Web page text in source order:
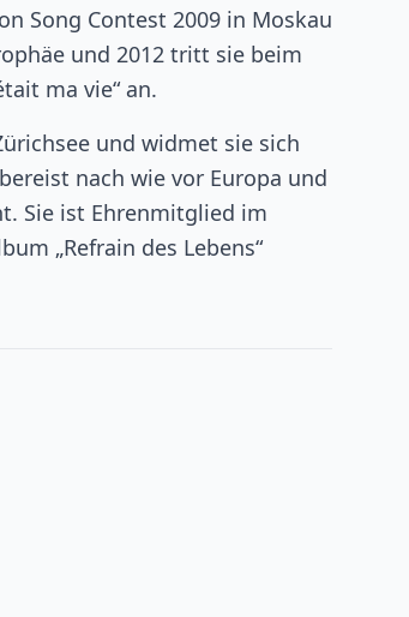
Song Contest 2009 in Moskau
und 2012 tritt sie beim
ma vie“ an.
und widmet sie sich
nach wie vor Europa und
Sie ist Ehrenmitglied im
„Refrain des Lebens“